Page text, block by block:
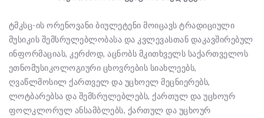
ტმკსც-ის ორენოვანი ბიულეტენი მოიცავს ტრადიციული
მუსიკის შემსრულებლობასა და კვლევასთან დაკავშირებულ
ინფორმაციას, კერძოდ, აცნობს მკითხველს საქართველოს
ეთნომუსიკოლოგიური ცხოვრების სიახლეებს,
ღვაწლმოსილ ქართველ და უცხოელ მეცნიერებს,
ლოტბარებსა და შემსრულებლებს, ქართულ და უცხოურ
ფოლკლორულ ანსამბლებს, ქართულ და უცხოურ